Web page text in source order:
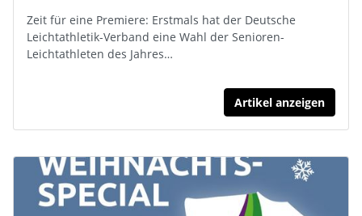
Zeit für eine Premiere: Erstmals hat der Deutsche
Leichtathletik-Verband eine Wahl der Senioren-
Leichtathleten des Jahres…
Artikel anzeigen